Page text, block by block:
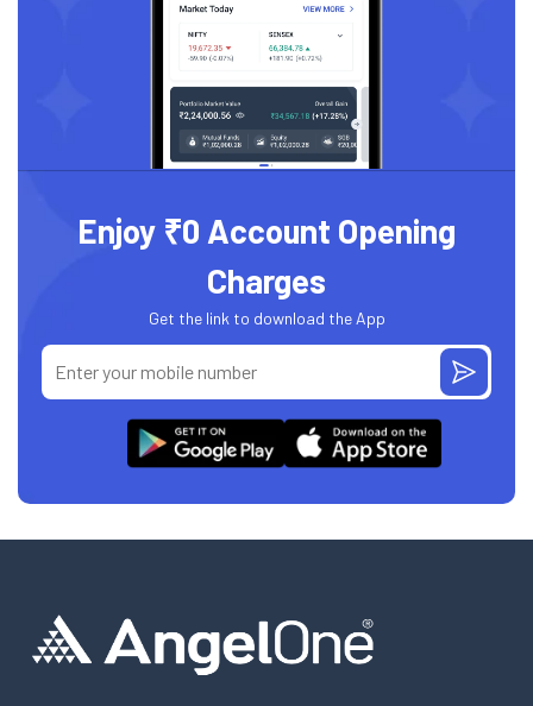
Enjoy ₹0 Account Opening
Charges
Get the link to download the App